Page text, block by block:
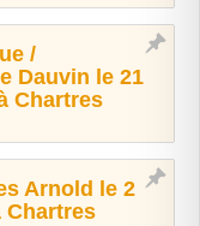
/
Dauvin le 21
Chartres
Arnold le 2
Chartres